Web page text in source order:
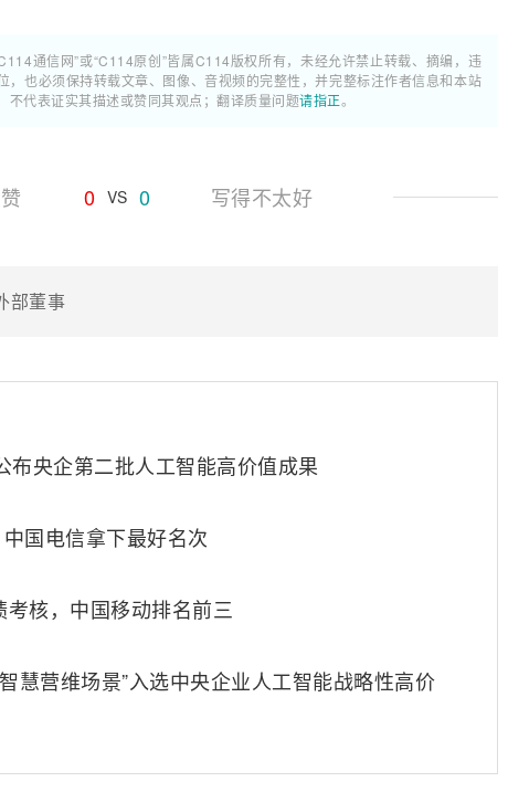
通信网”或“C114原创”皆属C114版权所有，未经允许禁止转载、摘编，违
，也必须保持转载文章、图像、音视频的完整性，并完整标注作者信息和本站
代表证实其描述或赞同其观点；翻译质量问题请指正。
0 VS 0 写得不太好
部董事
布央企第二批人工智能高价值成果
国电信拿下最好名次
核，中国移动排名前三
慧营维场景”入选中央企业人工智能战略性高价